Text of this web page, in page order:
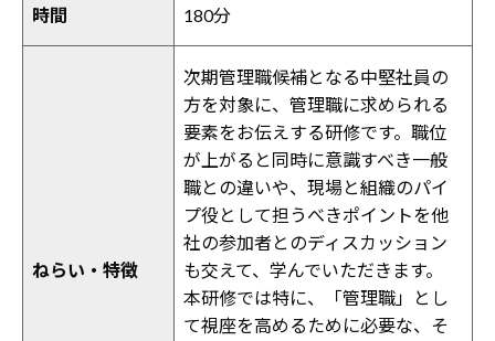
時間 180分
ねらい・特徴
次期管理職候補となる中堅社員の
方を対象に、管理職に求められる
要素をお伝えする研修です。職位
が上がると同時に意識すべき一般
職との違いや、現場と組織のパイ
プ役として担うべきポイントを他
社の参加者とのディスカッション
も交えて、学んでいただきます。
本研修では特に、「管理職」とし
て視座を高めるために必要な、そ